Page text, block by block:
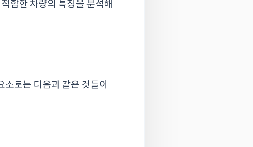
합한 차량의 특징을 분석해
로는 다음과 같은 것들이